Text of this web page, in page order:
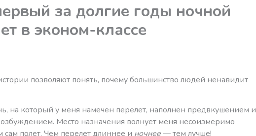
за долгие годы ночной
в эконом-классе
позволяют понять, почему большинство людей ненавидит
на который у меня намечен перелет, наполнен предвкушением и
Место назначения волнует меня несоизмеримо
сам полет. Чем перелет длиннее и ночнее— тем лучше!